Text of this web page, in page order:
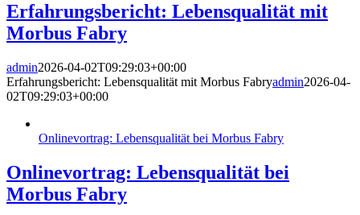
Erfahrungsbericht: Lebensqualität mit
Morbus Fabry
admin2026-04-02T09:29:03+00:00
Erfahrungsbericht: Lebensqualität mit Morbus Fabryadmin2026-04-
02T09:29:03+00:00
Onlinevortrag: Lebensqualität bei Morbus Fabry
Onlinevortrag: Lebensqualität bei
Morbus Fabry